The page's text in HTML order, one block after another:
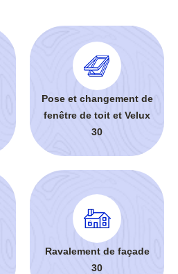
Pose et changement de
fenêtre de toit et Velux
30
Ravalement de façade
30